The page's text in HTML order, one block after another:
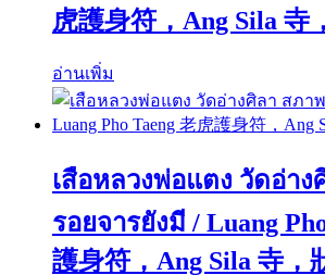
虎護身符，Ang Sila 寺
อ่านเพิ่ม
เสือหลวงพ่อแตง วัดอ่า
รอยจารยังมี / Luang
護身符，Ang Sila 寺，